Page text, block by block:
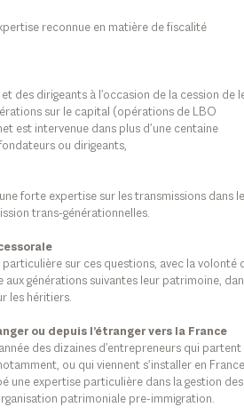
reconnue en matière de fiscalité
des dirigeants à l’occasion de la cession de
sur le capital (opérations de LBO
est intervenue dans plus d’une centaine
ou dirigeants,
forte expertise sur les transmissions dans le
trans-générationnelles.
sur ces questions, avec la volonté
générations suivantes leur patrimoine,
les héritiers.
ou depuis l’étranger vers la France
des dizaines d’entrepreneurs qui partent
ou qui viennent s’installer en
une expertise particulière dans la gestion des
patrimoniale pre-immigration.